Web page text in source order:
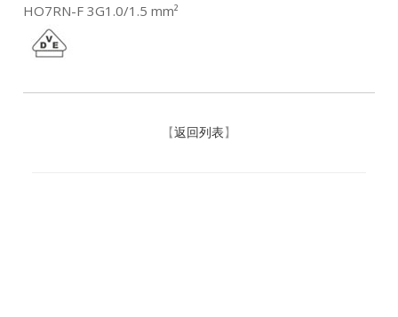
HO7RN-F 3G1.0/1.5 mm²
【返回列表】